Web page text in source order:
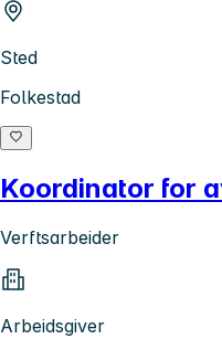
Sted
Folkestad
Koordinator for
Verftsarbeider
Arbeidsgiver